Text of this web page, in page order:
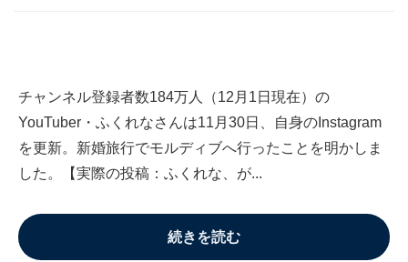
チャンネル登録者数184万人（12月1日現在）の
YouTuber・ふくれなさんは11月30日、自身のInstagram
を更新。新婚旅行でモルディブへ行ったことを明かしま
した。【実際の投稿：ふくれな、が...
続きを読む